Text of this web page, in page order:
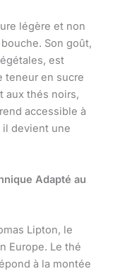
légère et non
Son goût,
est
teneur en sucre
aux thés noirs,
accessible à
il devient une
Adapté au
Lipton, le
Europe. Le thé
à la montée